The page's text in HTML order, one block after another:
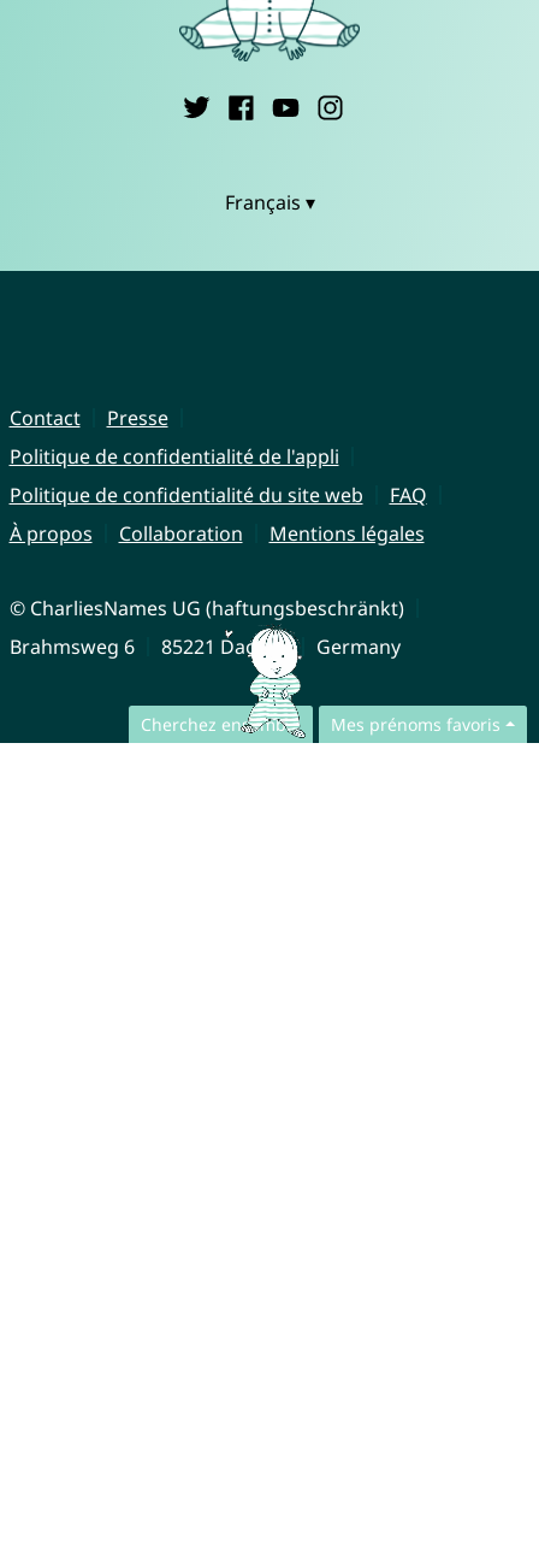
Cherchez ensemble Mes prénoms favoris
Français ▾
Contact
Presse
Politique de confidentialité de l'appli
Politique de confidentialité du site web
FAQ
À propos
Collaboration Mentions légales
© CharliesNames UG (haftungsbeschränkt)
Brahmsweg 6
85221 Dachau Germany